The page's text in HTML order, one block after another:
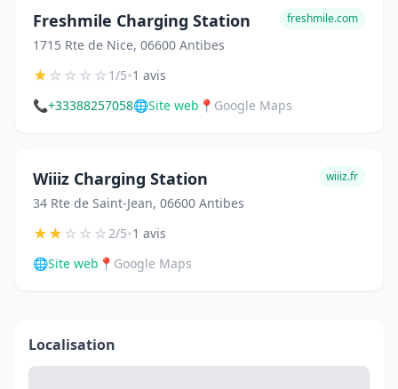
Freshmile Charging Station
1715 Rte de Nice, 06600 Antibes
freshmile.com
★☆☆☆☆1/5•1 avis
📞+33388257058🌐Site web 📍 Google Maps
Wiiiz Charging Station
34 Rte de Saint-Jean, 06600 Antibes
wiiiz.fr
★★☆☆☆2/5•1 avis
🌐Site web 📍 Google Maps
Localisation